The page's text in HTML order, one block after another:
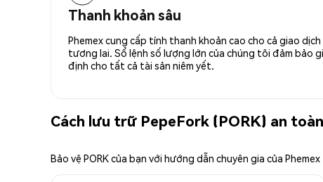
Thanh khoản sâu
Phemex cung cấp tính thanh khoản cao cho cả giao
tương lai. Sổ lệnh số lượng lớn của chúng tôi đảm bảo
định cho tất cả tài sản niêm yết.
Cách lưu trữ PepeFork (PORK) an toàn
Bảo vệ PORK của bạn với hướng dẫn chuyên gia của Phemex